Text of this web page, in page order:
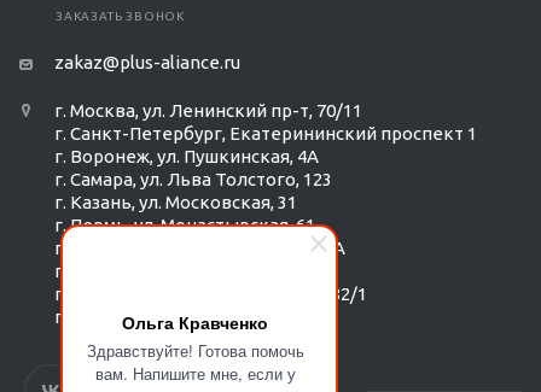
Ольга Кравченко
Здравствуйте! Готова помочь
вам. Напишите мне, если у
ЗАКАЗАТЬ ЗВОНОК
zakaz@plus-aliance.ru
г. Москва, ул. Ленинский пр-т, 70/11
г. Санкт-Петербург, Екатерининский проспект 1
г. Воронеж, ул. Пушкинская, 4А
г. Самара, ул. Льва Толстого, 123
г. Казань, ул. Московская, 31
г. Пермь, ул. Монастырская, 61
г. Екатеринбург, ул. Радищева 6А
г. Тюмень, ул. Республики 252/6
г. Новосибирск, Красный пр-т, 182/1
г. Омск, ул. ​Гагарина, 14